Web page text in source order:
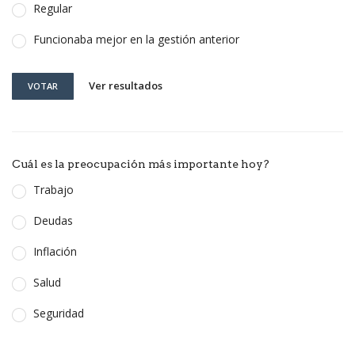
Regular
Funcionaba mejor en la gestión anterior
VOTAR Ver resultados
Cuál es la preocupación más importante hoy?
Trabajo
Deudas
Inflación
Salud
Seguridad